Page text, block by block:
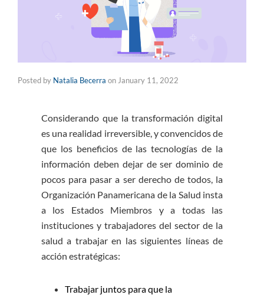
Posted by Natalia Becerra on January 11, 2022
Considerando que la transformación digital
es una realidad irreversible, y convencidos de
que los beneficios de las tecnologías de la
información deben dejar de ser dominio de
pocos para pasar a ser derecho de todos, la
Organización Panamericana de la Salud insta
a los Estados Miembros y a todas las
instituciones y trabajadores del sector de la
salud a trabajar en las siguientes líneas de
acción estratégicas:
Trabajar juntos para que la